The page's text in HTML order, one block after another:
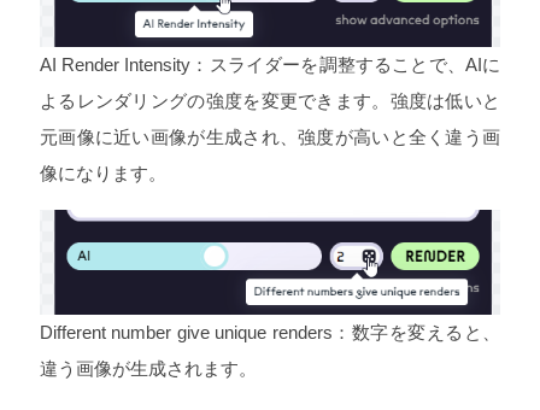
AI Render Intensity：スライダーを調整することで、AIに
よるレンダリングの強度を変更できます。強度は低いと
元画像に近い画像が生成され、強度が高いと全く違う画
像になります。
Different number give unique renders：数字を変えると、
違う画像が生成されます。